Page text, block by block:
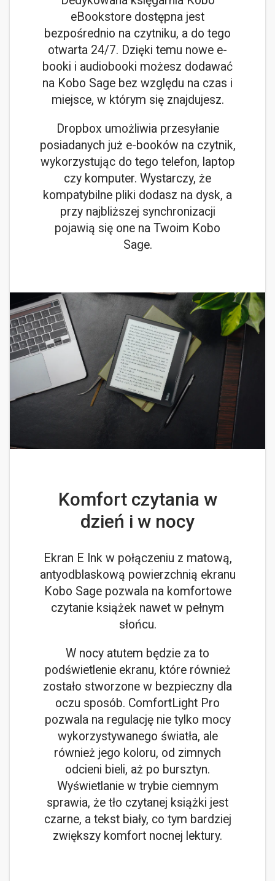
eBookstore dostępna jest
bezpośrednio na czytniku, a do tego
otwarta 24/7. Dzięki temu nowe e-
booki i audiobooki możesz dodawać
na Kobo Sage bez względu na czas i
miejsce, w którym się znajdujesz.
Dropbox umożliwia przesyłanie
posiadanych już e-booków na czytnik,
wykorzystując do tego telefon, laptop
czy komputer. Wystarczy, że
kompatybilne pliki dodasz na dysk, a
przy najbliższej synchronizacji
pojawią się one na Twoim Kobo
Sage.
Komfort czytania w
dzień i w nocy
Ekran E Ink w połączeniu z matową,
antyodblaskową powierzchnią ekranu
Kobo Sage pozwala na komfortowe
czytanie książek nawet w pełnym
słońcu.
W nocy atutem będzie za to
podświetlenie ekranu, które również
zostało stworzone w bezpieczny dla
oczu sposób. ComfortLight Pro
pozwala na regulację nie tylko mocy
wykorzystywanego światła, ale
również jego koloru, od zimnych
odcieni bieli, aż po bursztyn.
Wyświetlanie w trybie ciemnym
sprawia, że tło czytanej książki jest
czarne, a tekst biały, co tym bardziej
zwiększy komfort nocnej lektury.